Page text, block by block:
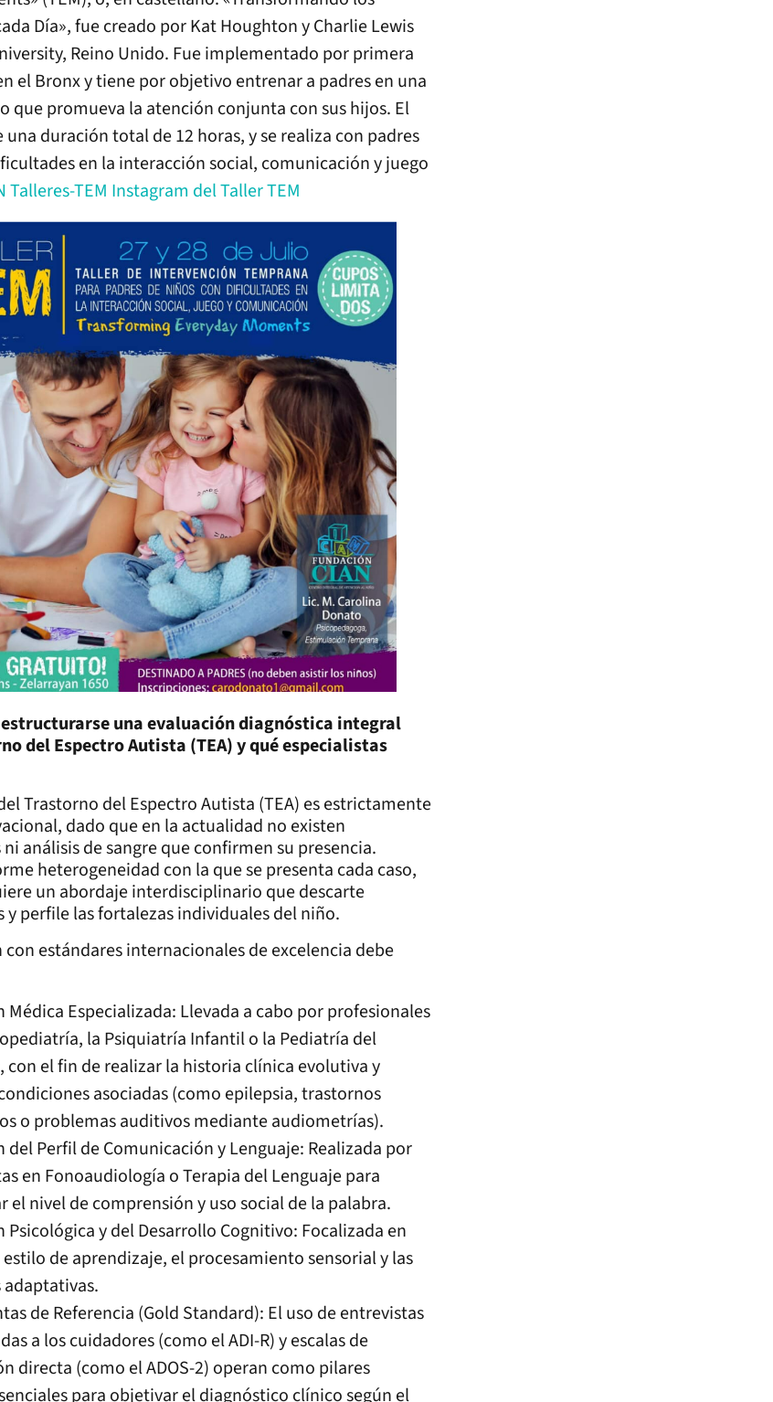
Día», fue creado por Kat Houghton y Charlie Lewis
Reino Unido. Fue implementado por primera
el Bronx y tiene por objetivo entrenar a padres en una
que promueva la atención conjunta con sus hijos. El
duración total de 12 horas, y se realiza con padres
en la interacción social, comunicación y juego
Talleres-TEM Instagram del Taller TEM
estructurarse una evaluación diagnóstica integral
del Espectro Autista (TEA) y qué especialistas
Trastorno del Espectro Autista (TEA) es estrictamente
dado que en la actualidad no existen
análisis de sangre que confirmen su presencia.
heterogeneidad con la que se presenta cada caso,
un abordaje interdisciplinario que descarte
perfile las fortalezas individuales del niño.
con estándares internacionales de excelencia debe
Médica Especializada: Llevada a cabo por profesionales
la Psiquiatría Infantil o la Pediatría del
con el fin de realizar la historia clínica evolutiva y
asociadas (como epilepsia, trastornos
o problemas auditivos mediante audiometrías).
del Perfil de Comunicación y Lenguaje: Realizada por
en Fonoaudiología o Terapia del Lenguaje para
el nivel de comprensión y uso social de la palabra.
Psicológica y del Desarrollo Cognitivo: Focalizada en
de aprendizaje, el procesamiento sensorial y las
de Referencia (Gold Standard): El uso de entrevistas
a los cuidadores (como el ADI-R) y escalas de
directa (como el ADOS-2) operan como pilares
para objetivar el diagnóstico clínico según el